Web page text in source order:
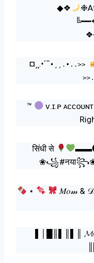
◆❖
¤¸¸.•´¯ •¸¸.•..>>
™
ᴠ.ɪ.ᴘ
सिंधी से
⋆
𝑀𝑜𝓂 &
▌│█║▌║▌║